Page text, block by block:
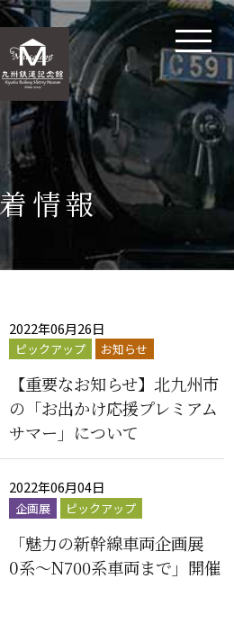
情報
2022年06月26日
ピックアップ お知らせ
【重要なお知らせ】北九州市
の「お出かけ応援プレミアム
サマー」について
2022年06月04日
企画展 ピックアップ
「魅力の新幹線車両企画展
0系～N700系車両まで」開催